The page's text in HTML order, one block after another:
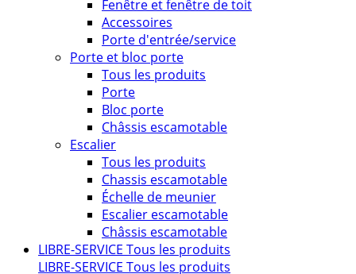
Fenêtre et fenêtre de toit
Accessoires
Porte d'entrée/service
Porte et bloc porte
Tous les produits
Porte
Bloc porte
Châssis escamotable
Escalier
Tous les produits
Chassis escamotable
Échelle de meunier
Escalier escamotable
Châssis escamotable
LIBRE-SERVICE Tous les produits
LIBRE-SERVICE Tous les produits